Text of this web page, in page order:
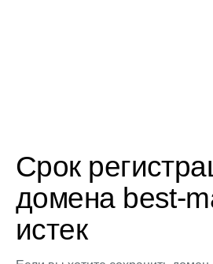
Срок
домена best-
истек